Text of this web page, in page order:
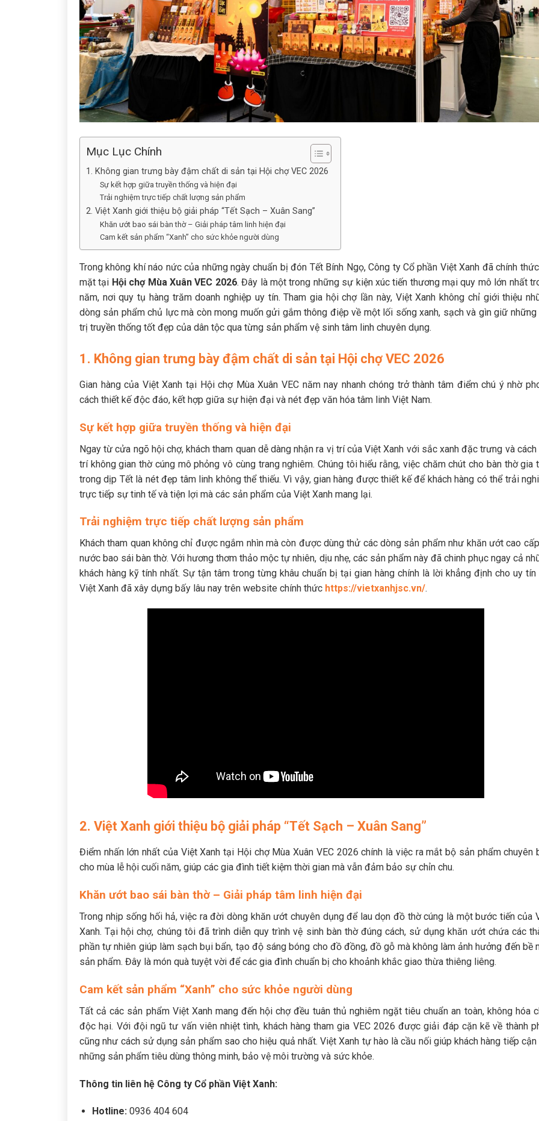
Mục Lục Chính
1. Không gian trưng bày đậm chất di sản tại Hội chợ VEC 2026
Sự kết hợp giữa truyền thống và hiện đại
Trải nghiệm trực tiếp chất lượng sản phẩm
2. Việt Xanh giới thiệu bộ giải pháp “Tết Sạch – Xuân Sang”
Khăn ướt bao sái bàn thờ – Giải pháp tâm linh hiện đại
Cam kết sản phẩm “Xanh” cho sức khỏe người dùng
Trong không khí náo nức của những ngày chuẩn bị đón Tết Bính Ngọ, Công ty Cổ phần Việt Xanh đã chính
mặt tại Hội chợ Mùa Xuân VEC 2026. Đây là một trong những sự kiện xúc tiến thương mại quy mô lớn nhất
năm, nơi quy tụ hàng trăm doanh nghiệp uy tín. Tham gia hội chợ lần này, Việt Xanh không chỉ giới thiệu
dòng sản phẩm chủ lực mà còn mong muốn gửi gắm thông điệp về một lối sống xanh, sạch và gìn giữ những
trị truyền thống tốt đẹp của dân tộc qua từng sản phẩm vệ sinh tâm linh chuyên dụng.
1. Không gian trưng bày đậm chất di sản tại Hội chợ VEC 2026
Gian hàng của Việt Xanh tại Hội chợ Mùa Xuân VEC năm nay nhanh chóng trở thành tâm điểm chú ý nhờ
cách thiết kế độc đáo, kết hợp giữa sự hiện đại và nét đẹp văn hóa tâm linh Việt Nam.
Sự kết hợp giữa truyền thống và hiện đại
Ngay từ cửa ngõ hội chợ, khách tham quan dễ dàng nhận ra vị trí của Việt Xanh với sắc xanh đặc trưng và cách
trí không gian thờ cúng mô phỏng vô cùng trang nghiêm. Chúng tôi hiểu rằng, việc chăm chút cho bàn thờ gia
trong dịp Tết là nét đẹp tâm linh không thể thiếu. Vì vậy, gian hàng được thiết kế để khách hàng có thể trải
trực tiếp sự tinh tế và tiện lợi mà các sản phẩm của Việt Xanh mang lại.
Trải nghiệm trực tiếp chất lượng sản phẩm
Khách tham quan không chỉ được ngắm nhìn mà còn được dùng thử các dòng sản phẩm như khăn ướt cao
nước bao sái bàn thờ. Với hương thơm thảo mộc tự nhiên, dịu nhẹ, các sản phẩm này đã chinh phục ngay cả
khách hàng kỹ tính nhất. Sự tận tâm trong từng khâu chuẩn bị tại gian hàng chính là lời khẳng định cho uy tín
Việt Xanh đã xây dựng bấy lâu nay trên website chính thức https://vietxanhjsc.vn/.
2. Việt Xanh giới thiệu bộ giải pháp “Tết Sạch – Xuân Sang”
Điểm nhấn lớn nhất của Việt Xanh tại Hội chợ Mùa Xuân VEC 2026 chính là việc ra mắt bộ sản phẩm chuyên
cho mùa lễ hội cuối năm, giúp các gia đình tiết kiệm thời gian mà vẫn đảm bảo sự chỉn chu.
Khăn ướt bao sái bàn thờ – Giải pháp tâm linh hiện đại
Trong nhịp sống hối hả, việc ra đời dòng khăn ướt chuyên dụng để lau dọn đồ thờ cúng là một bước tiến của
Xanh. Tại hội chợ, chúng tôi đã trình diễn quy trình vệ sinh bàn thờ đúng cách, sử dụng khăn ướt chứa các
phần tự nhiên giúp làm sạch bụi bẩn, tạo độ sáng bóng cho đồ đồng, đồ gỗ mà không làm ảnh hưởng đến bề
sản phẩm. Đây là món quà tuyệt vời để các gia đình chuẩn bị cho khoảnh khắc giao thừa thiêng liêng.
Cam kết sản phẩm “Xanh” cho sức khỏe người dùng
Tất cả các sản phẩm Việt Xanh mang đến hội chợ đều tuân thủ nghiêm ngặt tiêu chuẩn an toàn, không hóa
độc hại. Với đội ngũ tư vấn viên nhiệt tình, khách hàng tham gia VEC 2026 được giải đáp cặn kẽ về thành
cũng như cách sử dụng sản phẩm sao cho hiệu quả nhất. Việt Xanh tự hào là cầu nối giúp khách hàng tiếp
những sản phẩm tiêu dùng thông minh, bảo vệ môi trường và sức khỏe.
Thông tin liên hệ Công ty Cổ phần Việt Xanh:
Hotline:0936 404 604